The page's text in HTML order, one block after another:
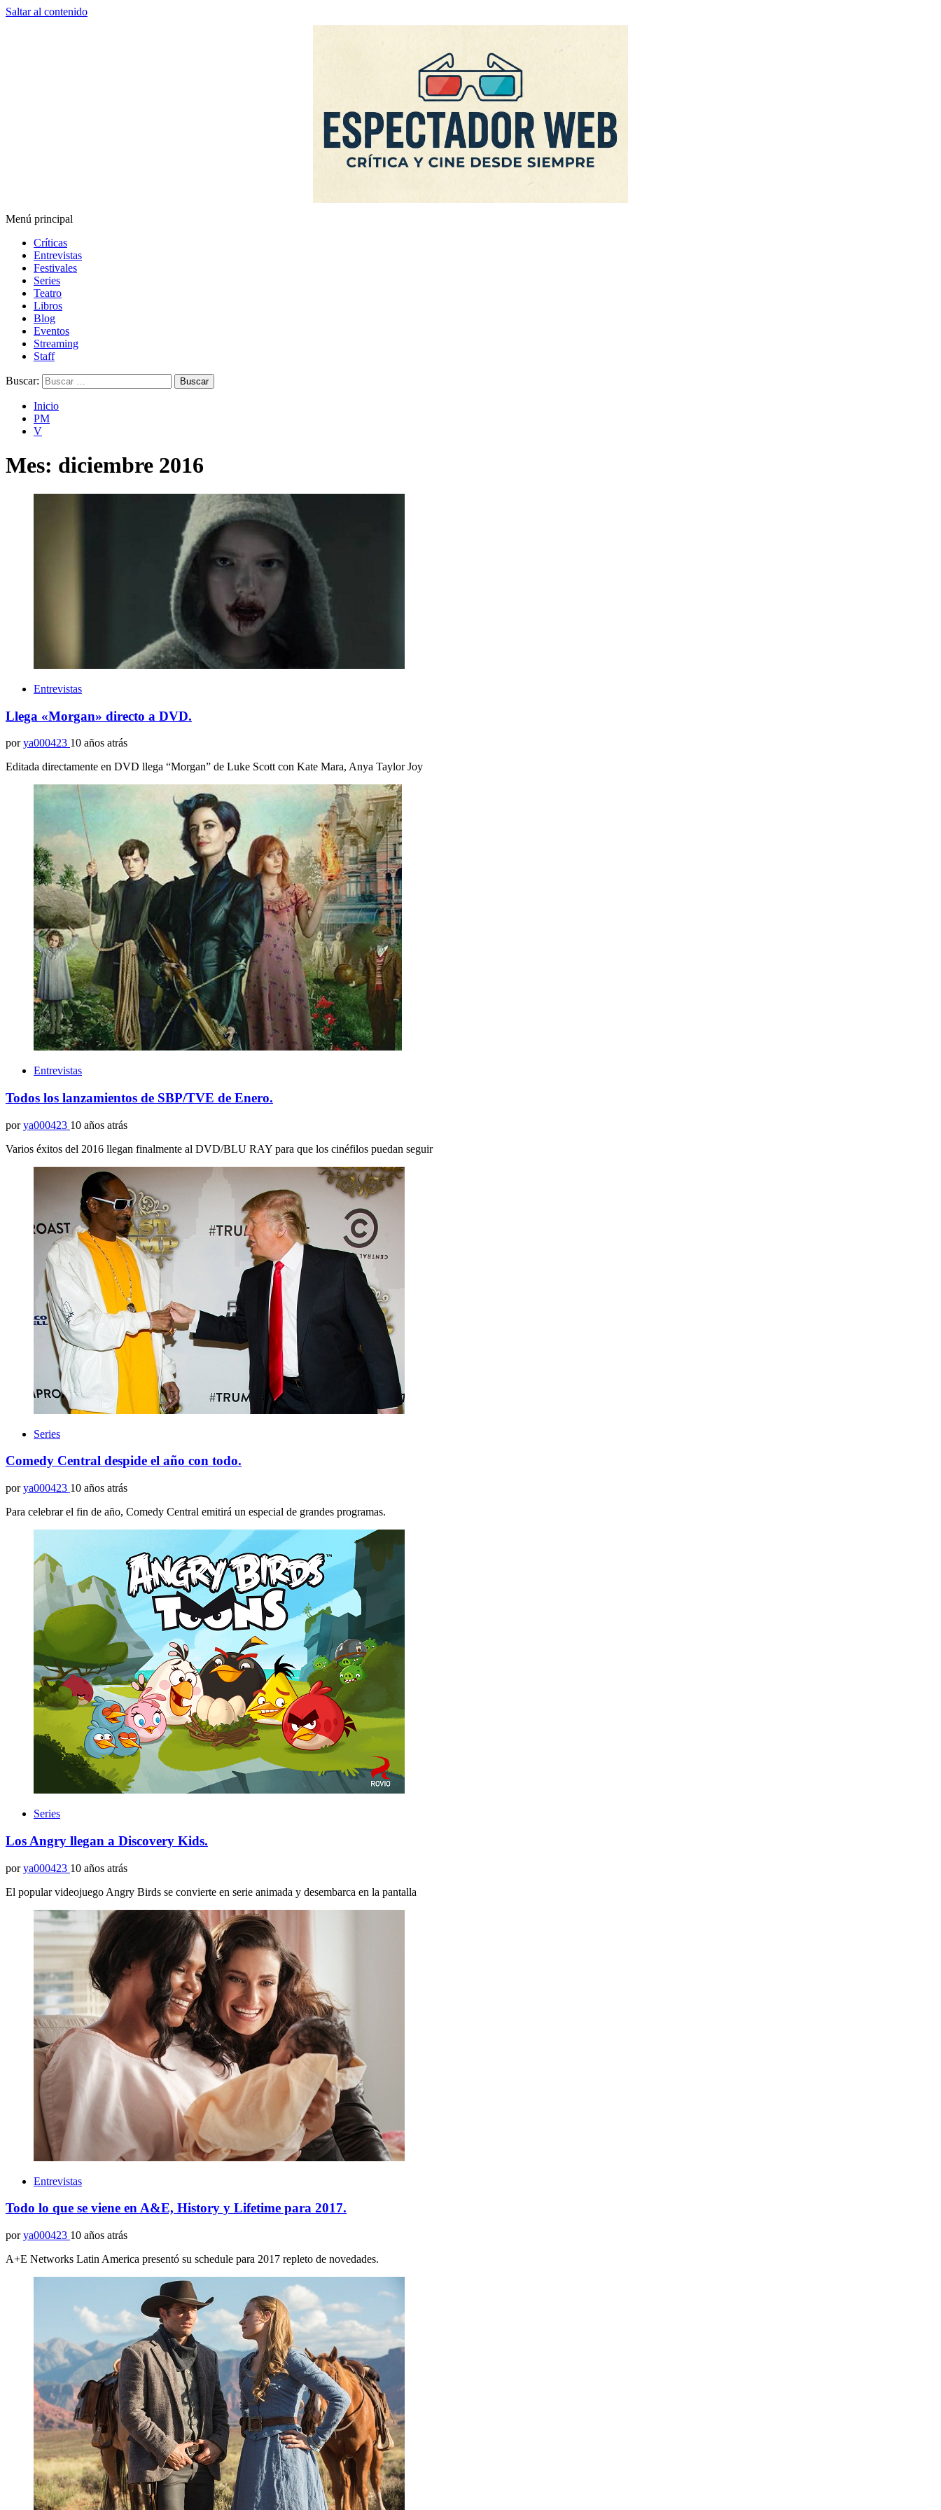
Saltar al contenido
Espectador Web
Menú principal
Críticas
Entrevistas
Festivales
Series
Teatro
Libros
Blog
Eventos
Streaming
Staff
Buscar:
Inicio
PM
V
Mes: diciembre 2016
Entrevistas
Llega «Morgan» directo a DVD.
por ya000423 10 años atrás
Editada directamente en DVD llega “Morgan” de Luke Scott con Kate Mara, Anya Taylor Joy
Entrevistas
Todos los lanzamientos de SBP/TVE de Enero.
por ya000423 10 años atrás
Varios éxitos del 2016 llegan finalmente al DVD/BLU RAY para que los cinéfilos puedan seguir
Series
Comedy Central despide el año con todo.
por ya000423 10 años atrás
Para celebrar el fin de año, Comedy Central emitirá un especial de grandes programas.
Series
Los Angry llegan a Discovery Kids.
por ya000423 10 años atrás
El popular videojuego Angry Birds se convierte en serie animada y desembarca en la pantalla
Entrevistas
Todo lo que se viene en A&E, History y Lifetime para 2017.
por ya000423 10 años atrás
A+E Networks Latin America presentó su schedule para 2017 repleto de novedades.